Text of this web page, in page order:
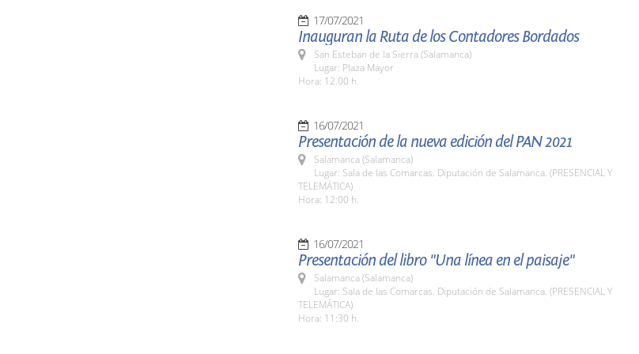
17/07/2021
Inauguran la Ruta de los Contadores Bordados
San Esteban de la Sierra (Salamanca)
Lugar: Plaza Mayor
Hora: 12.00 h.
16/07/2021
Presentación de la nueva edición del PAN 2021
Salamanca (Salamanca)
Lugar: Sala de las Comarcas. Diputación de Salamanca. (PRESENCIAL Y
TELEMÁTICA)
Hora: 12:00 h.
16/07/2021
Presentación del libro "Una línea en el paisaje"
Salamanca (Salamanca)
Lugar: Sala de las Comarcas. Diputación de Salamanca. (PRESENCIAL Y
TELEMÁTICA)
Hora: 11:30 h.